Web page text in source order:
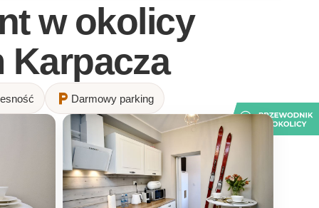
w okolicy
local_parking Darmowy parking
ZOBACZ GALERIE ⟶